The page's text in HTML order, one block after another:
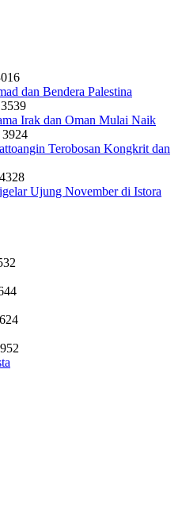
dan Bendera Palestina
Irak dan Oman Mulai Naik
Terobosan Kongkrit dan
Ujung November di Istora